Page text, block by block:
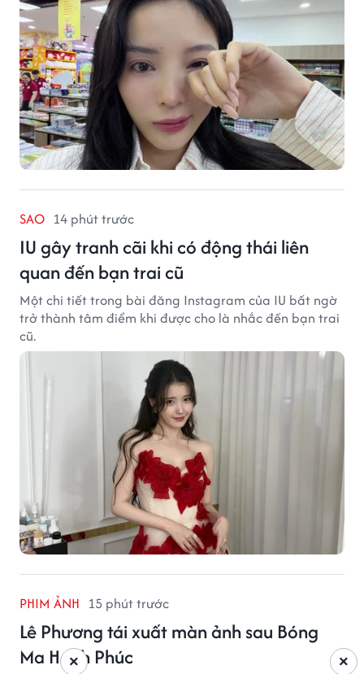
SAO 14 phút trước
IU gây tranh cãi khi có động thái liên
quan đến bạn trai cũ
Một chi tiết trong bài đăng Instagram của IU bất ngờ
trở thành tâm điểm khi được cho là nhắc đến bạn trai
cũ.
PHIM ẢNH 15 phút trước
Lê Phương tái xuất màn ảnh sau Bóng
Ma Hạnh Phúc
×
×